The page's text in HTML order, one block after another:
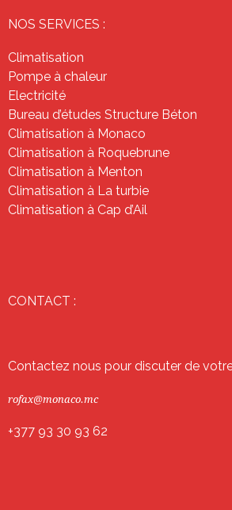
NOS SERVICES :
Climatisation
Pompe à chaleur
Electricité
Bureau d’études Structure Béton
Climatisation à Monaco
Climatisation à Roquebrune
Climatisation à Menton
Climatisation à La turbie
Climatisation à Cap d’Ail
CONTACT :
Contactez nous pour discuter de
rofax@monaco.mc
+377 93 30 93 62